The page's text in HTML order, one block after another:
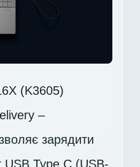
(K3605)
–
зарядити
USB Type C (USB-